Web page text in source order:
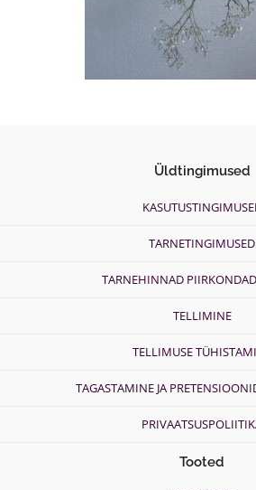
Üldtingimused
TARNETINGIMUSED
TARNEHINNAD
TELLIMINE
TELLIMUSE
TAGASTAMINE JA
Tooted